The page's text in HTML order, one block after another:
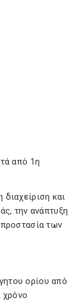
από 1η
και
την ανάπτυξη
των
ορίου από
χρόνο